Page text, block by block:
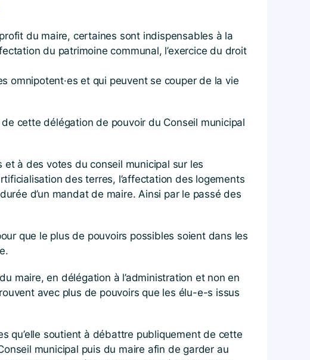
du maire, certaines sont indispensables à la
du patrimoine communal, l’exercice du droit
omnipotent·es et qui peuvent se couper de la vie
cette délégation de pouvoir du Conseil municipal
à des votes du conseil municipal sur les
des terres, l’affectation des logements
d’un mandat de maire. Ainsi par le passé des
que le plus de pouvoirs possibles soient dans les
maire, en délégation à l’administration et non en
avec plus de pouvoirs que les élu-e-s issus
qu’elle soutient à débattre publiquement de cette
municipal puis du maire afin de garder au